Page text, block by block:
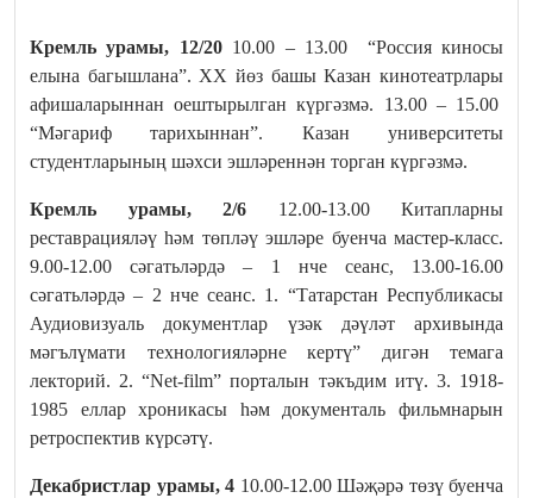
Кремль урамы, 12/2010.00 – 13.00 “Россия киносы
елына багышлана”. XX йөз башы Казан кинотеатрлары
афишаларыннан оештырылган күргәзмә. 13.00 – 15.00
“Мәгариф тарихыннан”. Казан университеты
студентларының шәхси эшләреннән торган күргәзмә.
Кремль урамы, 2/6 12.00-13.00 Китапларны
реставрацияләү һәм төпләү эшләре буенча мастер-класс.
9.00-12.00 сәгатьләрдә – 1 нче сеанс, 13.00-16.00
сәгатьләрдә – 2 нче сеанс. 1. “Татарстан Республикасы
Аудиовизуаль документлар үзәк дәүләт архивында
мәгълүмати технологияләрне кертү” дигән темага
лекторий. 2. “Net-film” порталын тәкъдим итү. 3. 1918-
1985 еллар хроникасы һәм документаль фильмнарын
ретроспектив күрсәтү.
Декабристлар урамы, 4 10.00-12.00 Шәҗәрә төзү буенча